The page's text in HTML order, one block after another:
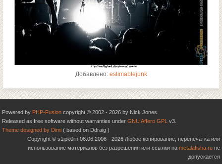
Добавлено: estimablejunk
Powered by PHP-Fusion copyright © 2002 - 2026 by Nick Jones.
Released as free software without warranties under GNU Affero GPL v3.
Theme designed by Dimi ( based on Ddraig )
Copyright © s1ipk0rn 06.06.2006 - 2026 Любое копирование, перепечатка или
использование материалов без разрешения или ссылки на metalafisha.ru не
допускается